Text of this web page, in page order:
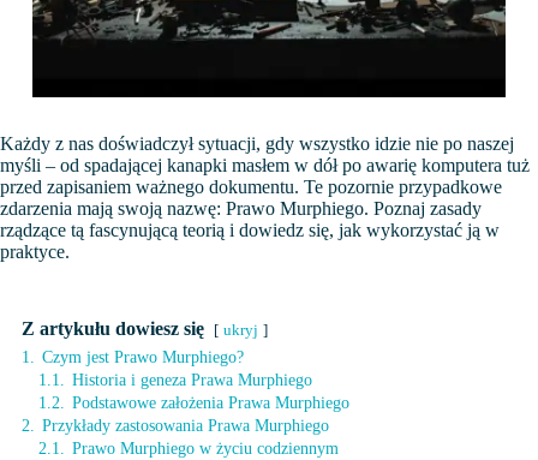
Każdy z nas doświadczył sytuacji, gdy wszystko idzie nie po naszej
myśli – od spadającej kanapki masłem w dół po awarię komputera tuż
przed zapisaniem ważnego dokumentu. Te pozornie przypadkowe
zdarzenia mają swoją nazwę: Prawo Murphiego. Poznaj zasady
rządzące tą fascynującą teorią i dowiedz się, jak wykorzystać ją w
praktyce.
Z artykułu dowiesz się ukryj
1. Czym jest Prawo Murphiego?
1.1. Historia i geneza Prawa Murphiego
1.2. Podstawowe założenia Prawa Murphiego
2. Przykłady zastosowania Prawa Murphiego
2.1. Prawo Murphiego w życiu codziennym